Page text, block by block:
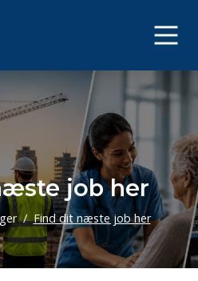
job her
Find dit næste job her